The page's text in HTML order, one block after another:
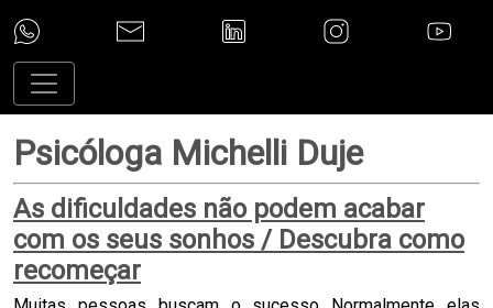
Psicóloga Michelli Duje
As dificuldades não podem acabar
com os seus sonhos / Descubra como
recomeçar